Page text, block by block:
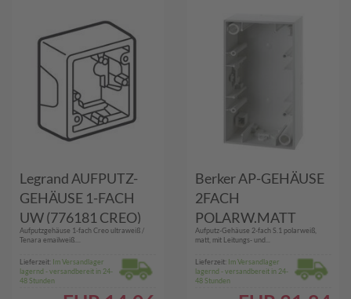
Legrand AUFPUTZ-
GEHÄUSE 1-FACH
UW (776181 CREO)
Aufputzgehäuse 1-fach Creo ultraweiß /
Tenara emailweiß....
Lieferzeit: Im Versandlager
lagernd - versandbereit in 24-
48 Stunden
Berker AP-GEHÄUSE
2FACH
POLARW.MATT
(10429909 PWS
S.1/Q.3)
Aufputz-Gehäuse 2-fach S.1 polarweiß,
matt, mit Leitungs- und...
Lieferzeit: Im Versandlager
lagernd - versandbereit in 24-
48 Stunden